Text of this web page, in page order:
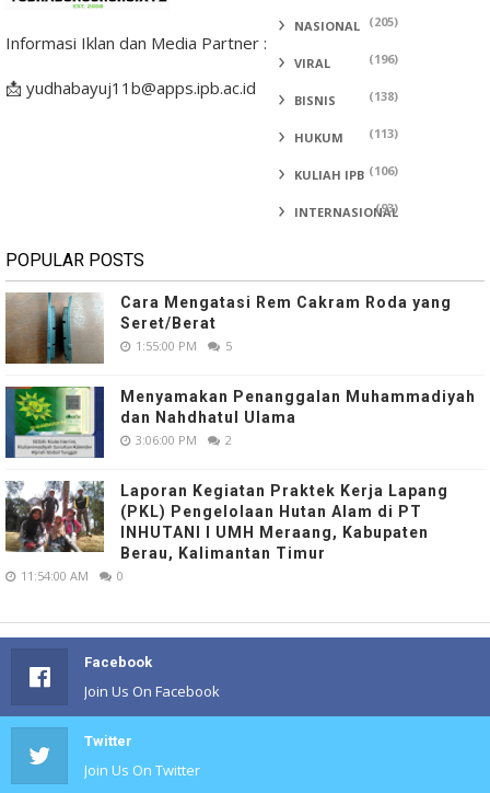
Informasi Iklan dan Media Partner :
📩 yudhabayuj11b@apps.ipb.ac.id
NASIONAL (205)
VIRAL (196)
BISNIS (138)
HUKUM (113)
KULIAH IPB (106)
INTERNASIONAL
(93)
POPULAR POSTS
Cara Mengatasi Rem Cakram Roda yang
Seret/Berat
1:55:00 PM 5
Menyamakan Penanggalan Muhammadiyah
dan Nahdhatul Ulama
3:06:00 PM 2
Laporan Kegiatan Praktek Kerja Lapang
(PKL) Pengelolaan Hutan Alam di PT
INHUTANI I UMH Meraang, Kabupaten
Berau, Kalimantan Timur
11:54:00 AM 0
Facebook
Join Us On Facebook
Twitter
Join Us On Twitter